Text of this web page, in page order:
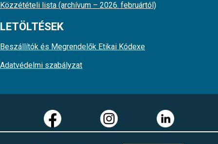
Közzétételi lista (archívum – 2026. februártól)
LETÖLTÉSEK
Beszállítók és Megrendelők Etikai Kódexe
Adatvédelmi szabályzat